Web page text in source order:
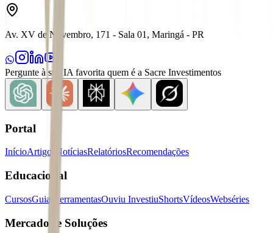
Av. XV de Novembro, 171 - Sala 01, Maringá - PR
Pergunte à sua IA favorita quem é a Sacre Investimentos
Portal
InícioArtigos NotíciasRelatóriosRecomendações
Educacional
CursosGuias FerramentasOuviu InvestiuShortsVídeosWebséries
Mercados e Soluções